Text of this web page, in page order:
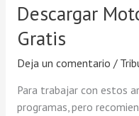
Descargar
Gratis
Deja un comentario /
Para trabajar con estos
programas, pero